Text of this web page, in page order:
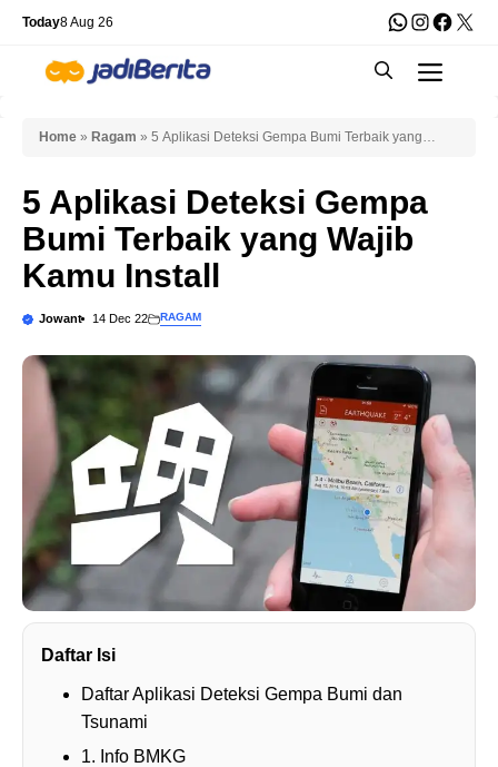
Skip
content
Today8 Aug 26 WhatsApp
X
Home » Ragam » 5 Aplikasi Deteksi Gempa Bumi Terbaik yang
5 Aplikasi Deteksi Gempa
Bumi Terbaik yang Wajib
Kamu Install
Jowant 14 Dec 22 RAGAM
Daftar Isi
Daftar Aplikasi Deteksi Gempa Bumi dan
Tsunami
1. Info BMKG